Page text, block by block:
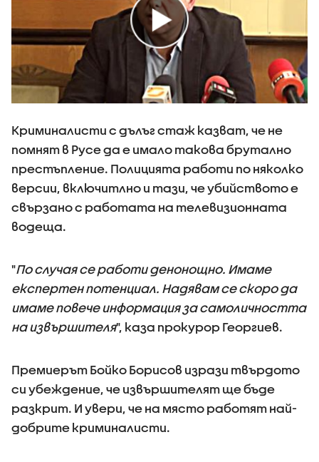
Криминалисти с дълъг стаж казват, че не
помнят в Русе да е имало такова брутално
престъпление. Полицията работи по няколко
версии, включитлно и тази, че убийството е
свързано с работата на телевизионната
водеща.
"По случая се работи денонощно. Имаме
експертен потенциал. Надявам се скоро да
имаме повече информация за самоличността
на извършителя", каза прокурор Георгиев.
Премиерът Бойко Борисов изрази твърдото
си убеждение, че извършителят ще бъде
разкрит. И увери, че на място работят най-
добрите криминалисти.